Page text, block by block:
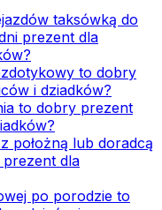
taksówką do
prezent dla
to dobry
i dziadków?
to dobry prezent
położną lub doradcą
dla
po porodzie to